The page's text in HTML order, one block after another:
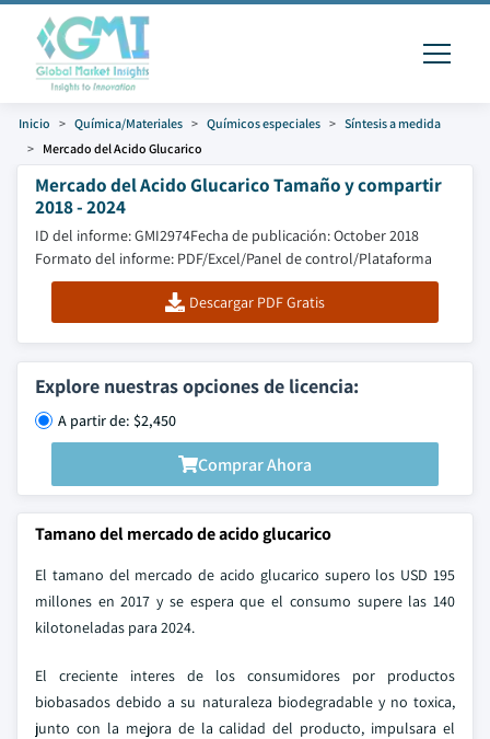
Inicio Química/Materiales Químicos especiales
Síntesis a medida
Mercado del Acido Glucarico
Mercado del Acido Glucarico Tamaño y compartir
2018 - 2024
ID del informe: GMI2974Fecha de publicación: October 2018
Formato del informe: PDF/Excel/Panel de control/Plataforma
Descargar PDF Gratis
Explore nuestras opciones de licencia:
A partir de: $2,450
Comprar Ahora
Tamano del mercado de acido glucarico
El tamano del mercado de acido glucarico supero los USD 195
millones en 2017 y se espera que el consumo supere las 140
kilotoneladas para 2024.
El creciente interes de los consumidores por productos
biobasados debido a su naturaleza biodegradable y no toxica,
junto con la mejora de la calidad del producto, impulsara el